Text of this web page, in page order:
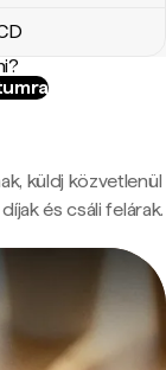
küldj közvetlenül
és csáli felárak.